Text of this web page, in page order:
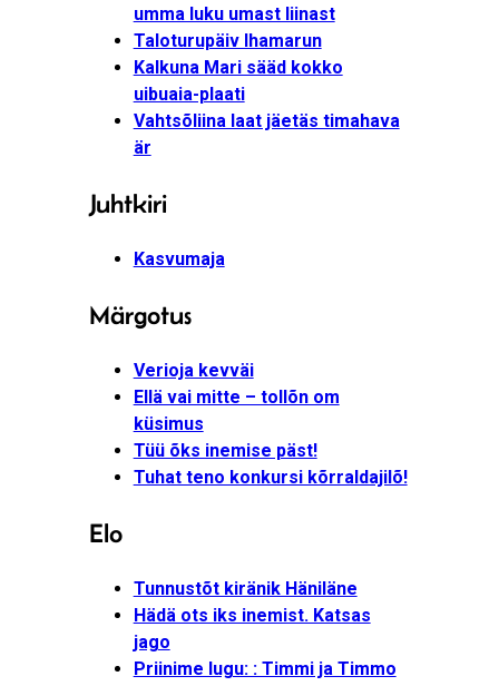
umma luku umast liinast
Taloturupäiv Ihamarun
Kalkuna Mari sääd kokko
uibuaia-plaati
Vahtsõliina laat jäetäs timahava
är
Juhtkiri
Kasvumaja
Märgotus
Verioja kevväi
Ellä vai mitte – tollõn om
küsimus
Tüü õks inemise päst!
Tuhat teno konkursi kõrraldajilõ!
Elo
Tunnustõt kiränik Häniläne
Hädä ots iks inemist. Katsas
jago
Priinime lugu: : Timmi ja Timmo